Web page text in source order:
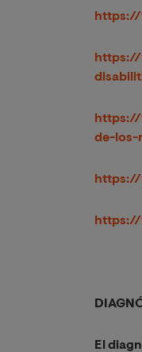
https://
https://
https://
de-los-
https://
https://
El